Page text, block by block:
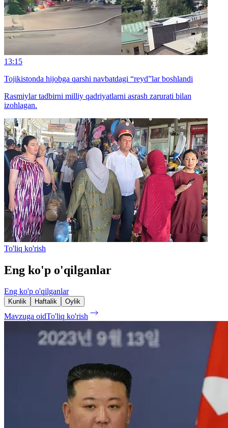
13:15
Tojikistonda hijobga qarshi navbatdagi “reyd”lar boshlandi
Rasmiylar tadbirni milliy qadriyatlarni asrash zarurati bilan
izohlagan.
To'liq ko'rish
Eng ko'p o'qilganlar
Eng ko'p o'qilganlar
Kunlik Haftalik Oylik
Mavzuga oidTo'liq ko'rish